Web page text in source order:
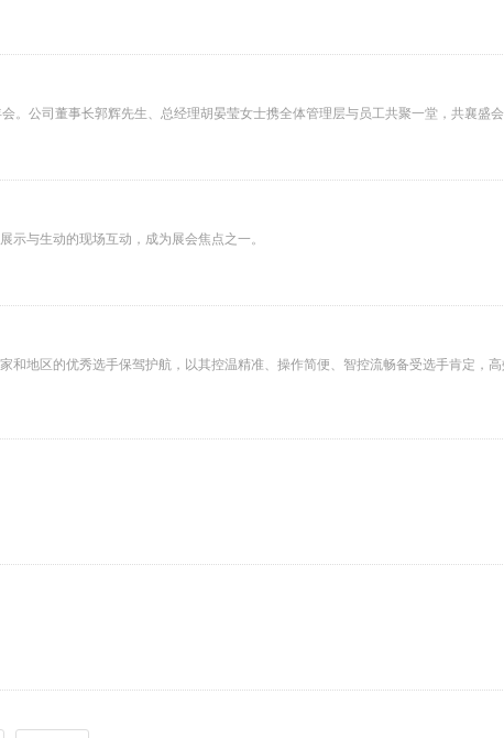
。公司董事长郭辉先生、总经理胡晏莹女士携全体管理层与员工共聚一堂，共襄盛
与生动的现场互动，成为展会焦点之一。
地区的优秀选手保驾护航，以其控温精准、操作简便、智控流畅备受选手肯定，